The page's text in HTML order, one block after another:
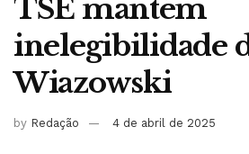
TSE mantém
inelegibilidade
Wiazowski
by Redação 4 de abril de 2025